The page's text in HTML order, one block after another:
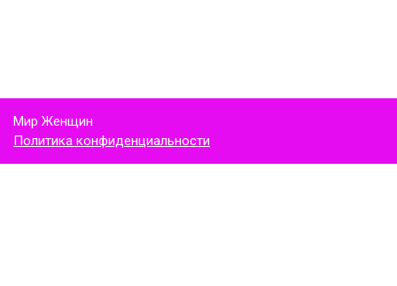
Мир Женщин
Политика конфиденциальности